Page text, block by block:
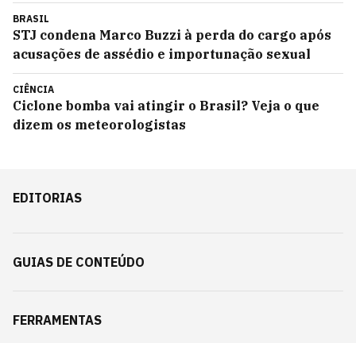
BRASIL
STJ condena Marco Buzzi à perda do cargo após
acusações de assédio e importunação sexual
CIÊNCIA
Ciclone bomba vai atingir o Brasil? Veja o que
dizem os meteorologistas
EDITORIAS
GUIAS DE CONTEÚDO
FERRAMENTAS